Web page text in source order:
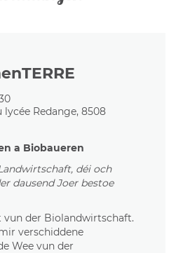
lycée Redange, 8508
a Biobaueren
déi och
dausend Joer bestoe
vun der Biolandwirtschaft.
verschiddene
Wee vun der